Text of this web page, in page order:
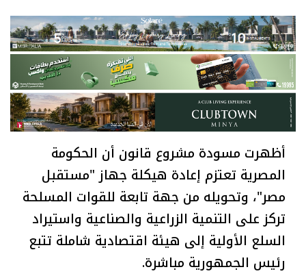
أظهرت مسودة مشروع قانون أن الحكومة
المصرية تعتزم إعادة هيكلة جهاز "مستقبل
مصر"، وتحويله من جهة تابعة للقوات المسلحة
تركز على التنمية الزراعية والصناعية واستيراد
السلع الأولية إلى هيئة اقتصادية شاملة تتبع
رئيس الجمهورية مباشرة.